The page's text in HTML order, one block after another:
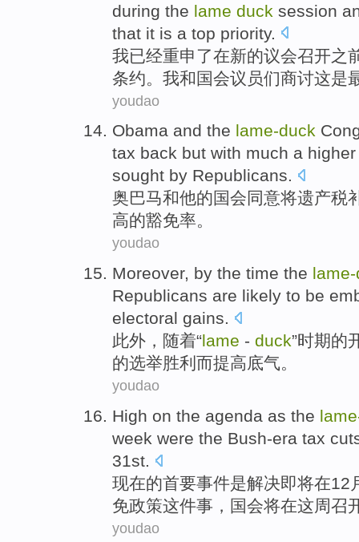
during the lame duck session
that it is a top priority.
我已经重申了在新的议会召开之
条约。我和 国会议员们商讨这是
youdao
Obama and the lame-duck
tax back but with much a higher
sought by Republicans.
奥巴马和他的国会同意将遗产税
高的豁免率。
youdao
Moreover, by the time the lame-
Republicans are likely to be
electoral gains.
此外 ，随着“lame - duck”时期的
的选举胜利而提高底气。
youdao
High on the agenda as the
week were the Bush-era tax
31st.
现在的首要事件是解决即将在12
免政策这件事， 国会将在这周召
youdao